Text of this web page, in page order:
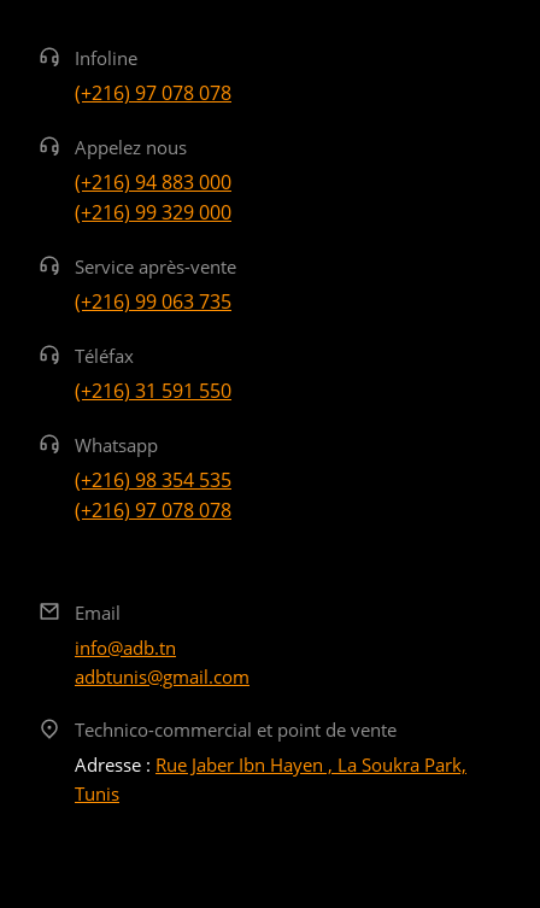
Infoline
(+216) 97 078 078
Appelez nous
(+216) 94 883 000
(+216) 99 329 000
Service après-vente
(+216) 99 063 735
Téléfax
(+216) 31 591 550
Whatsapp
(+216) 98 354 535
(+216) 97 078 078
Email
info@adb.tn
adbtunis@gmail.com
Technico-commercial et point de vente
Adresse : Rue Jaber Ibn Hayen , La Soukra Park,
Tunis